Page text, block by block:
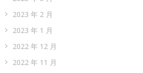
2023 年 2 月
2023 年 1 月
2022 年 12 月
2022 年 11 月